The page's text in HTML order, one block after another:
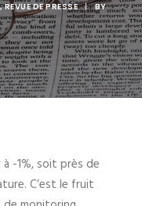
,REVUE DE PRESSE | BY
-1%, soit près de
C’est le fruit